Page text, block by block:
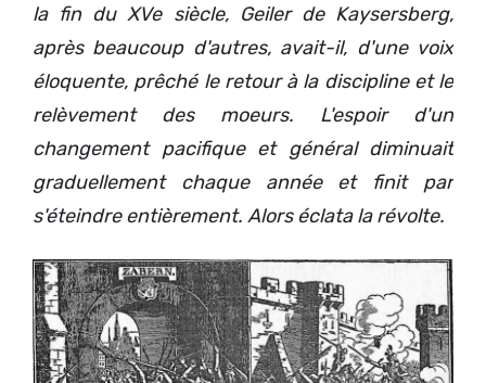
la fin du XVe siècle, Geiler de Kaysersberg,
après beaucoup d'autres, avait-il, d'une voix
éloquente, prêché le retour à la discipline et le
relèvement des moeurs. L'espoir d'un
changement pacifique et général diminuait
graduellement chaque année et finit par
s'éteindre entièrement. Alors éclata la révolte.